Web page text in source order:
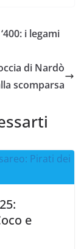
i legami
di Nardò
scomparsa
e